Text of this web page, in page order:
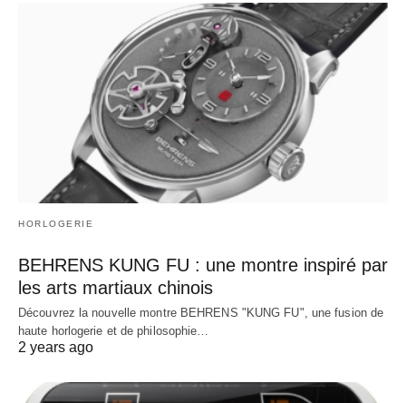
HORLOGERIE
BEHRENS KUNG FU : une montre inspiré par
les arts martiaux chinois
Découvrez la nouvelle montre BEHRENS "KUNG FU", une fusion de
haute horlogerie et de philosophie…
2 years ago